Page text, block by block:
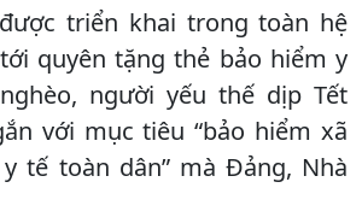
triển khai trong toàn hệ
quyên tặng thẻ bảo hiểm y
người yếu thế dịp Tết
với mục tiêu “bảo hiểm xã
tế toàn dân” mà Đảng, Nhà